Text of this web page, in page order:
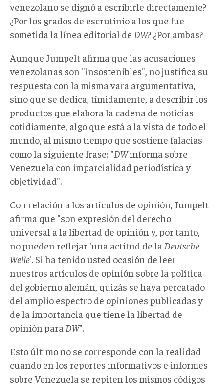
venezolano se dignó a escribirle directamente?
¿Por los grados de escrutinio a los que fue
sometida la línea editorial de DW? ¿Por ambas?
Aunque Jumpelt afirma que las acusaciones
venezolanas son "insostenibles", no justifica su
respuesta con la misma vara argumentativa,
sino que se dedica, tímidamente, a describir los
productos que elabora la cadena de noticias
cotidiamente, algo que está a la vista de todo el
mundo, al mismo tiempo que sostiene falacias
como la siguiente frase: "DWinforma sobre
Venezuela con imparcialidad periodística y
objetividad".
Con relación a los artículos de opinión, Jumpelt
afirma que "son expresión del derecho
universal a la libertad de opinión y, por tanto,
no pueden reflejar 'una actitud de la Deutsche
Welle'. Si ha tenido usted ocasión de leer
nuestros artículos de opinión sobre la política
del gobierno alemán, quizás se haya percatado
del amplio espectro de opiniones publicadas y
de la importancia que tiene la libertad de
opinión para DW".
Esto último no se corresponde con la realidad
cuando en los reportes informativos e informes
sobre Venezuela se repiten los mismos códigos